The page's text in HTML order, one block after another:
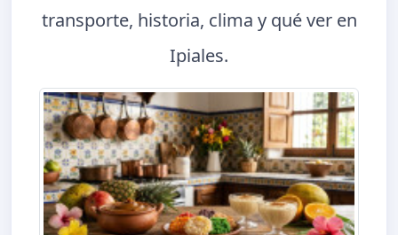
transporte, historia, clima y qué ver en
Ipiales.